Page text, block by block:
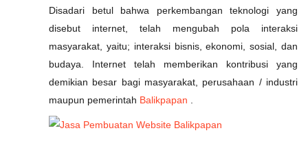
Disadari betul bahwa perkembangan teknologi yang
disebut internet, telah mengubah pola interaksi
masyarakat, yaitu; interaksi bisnis, ekonomi, sosial, dan
budaya. Internet telah memberikan kontribusi yang
demikian besar bagi masyarakat, perusahaan / industri
maupun pemerintah Balikpapan